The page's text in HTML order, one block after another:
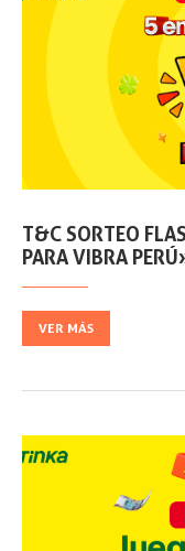
T&C SORTEO
PARA VIBRA
VER MÁS